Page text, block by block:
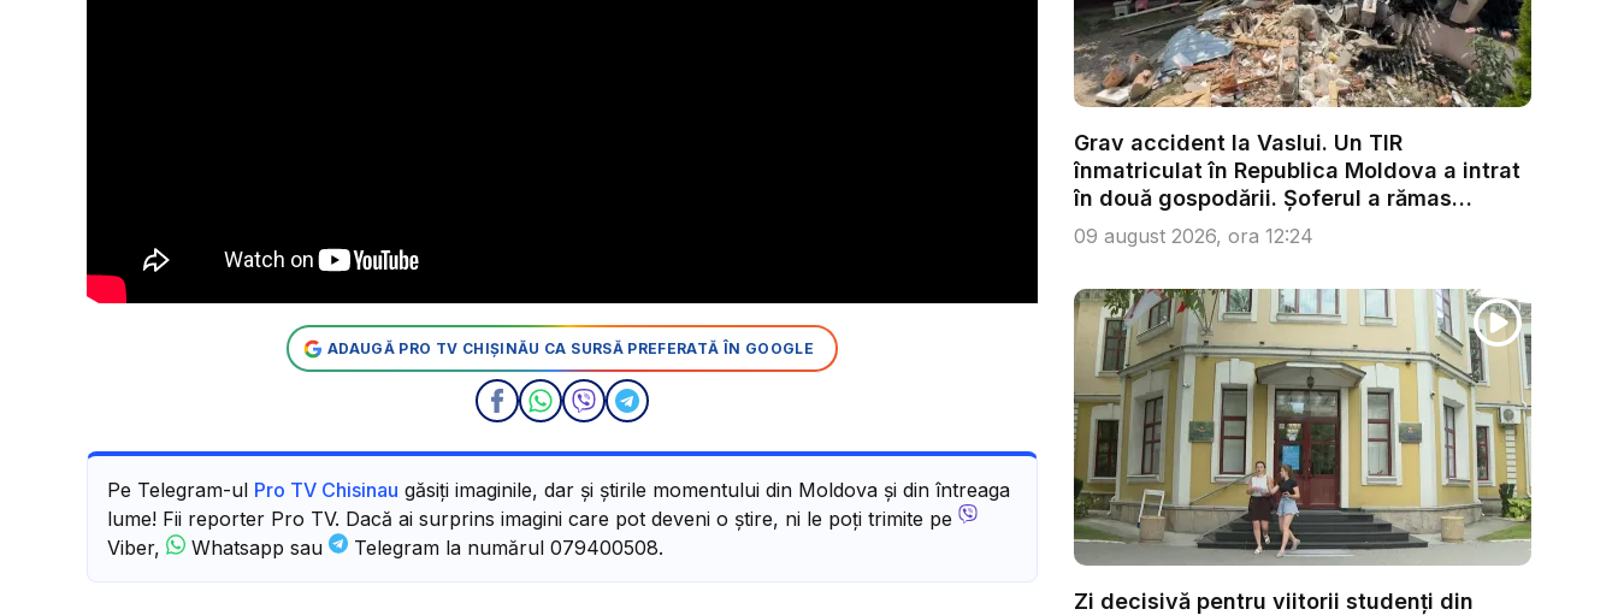
ADAUGĂ PRO TV CHIȘINĂU CA SURSĂ PREFERATĂ ÎN GOOGLE
Pe Telegram-ul Pro TV Chisinau găsiți imaginile, dar și știrile momentului din Moldova și din întreaga
lume! Fii reporter Pro TV. Dacă ai surprins imagini care pot deveni o știre, ni le poți trimite pe
Viber,
Whatsapp sau Telegram la numărul 079400508.
Grav accident la Vaslui. Un TIR
înmatriculat în Republica Moldova a intrat
în două gospodării. Șoferul a rămas
încarc...
09 august 2026, ora 12:24
Zi decisivă pentru viitorii studenți din